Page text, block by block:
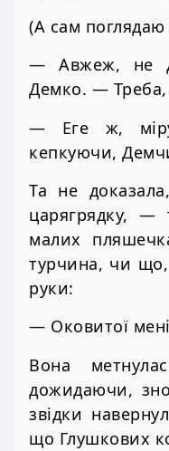
(А сам
— Авжеж, не
Демко. — Треба,
— Еге ж,
кепкуючи,
Та не
царягрядку,
малих
турчина, чи що,
руки:
— Оковитої
Вона
дожидаючи,
звідки
що Глушкових